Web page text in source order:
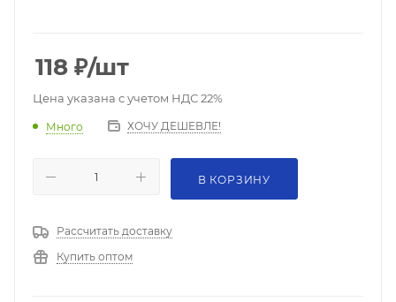
118 ₽/шт
Цена указана с учетом НДС 22%
Много ХОЧУ ДЕШЕВЛЕ!
В КОРЗИНУ
Рассчитать доставку
Купить оптом